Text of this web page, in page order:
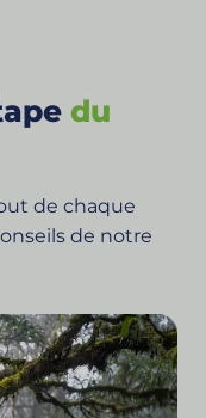
du
de chaque
de notre